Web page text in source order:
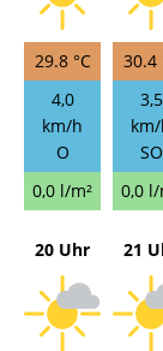
29.8 °C
4,0
km/h
O
0,0 l/m²
30.4
3,5
SO
0,0 l/
20 Uhr 21